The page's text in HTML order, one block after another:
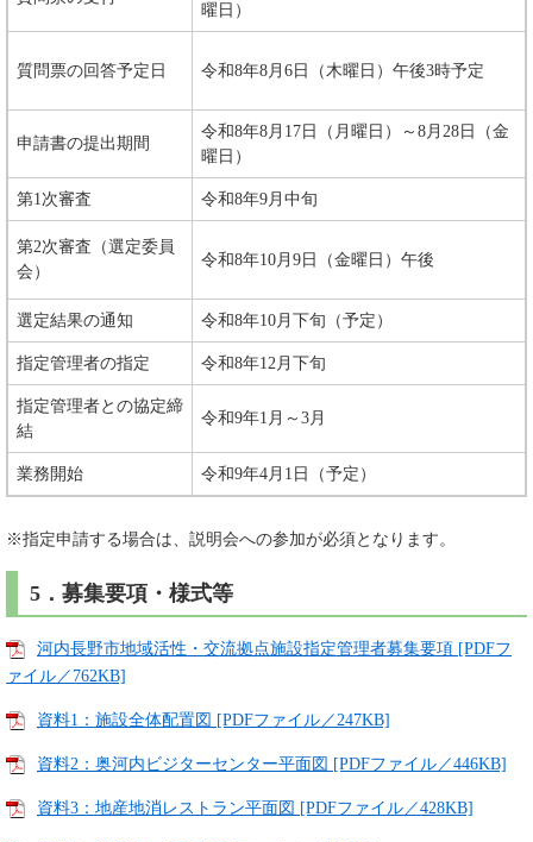
曜日）
質問票の回答予定日 令和8年8月6日（木曜日）午後3時予定
申請書の提出期間
令和8年8月17日（月曜日）～8月28日（金
曜日）
第1次審査 令和8年9月中旬
第2次審査（選定委員
会）
令和8年10月9日（金曜日）午後
選定結果の通知 令和8年10月下旬（予定）
指定管理者の指定 令和8年12月下旬
指定管理者との協定締
結
令和9年1月～3月
業務開始 令和9年4月1日（予定）
※指定申請する場合は、説明会への参加が必須となります。
5．募集要項・様式等
河内長野市地域活性・交流拠点施設指定管理者募集要項 [PDFフ
ァイル／762KB]
資料1：施設全体配置図 [PDFファイル／247KB]
資料2：奥河内ビジターセンター平面図 [PDFファイル／446KB]
資料3：地産地消レストラン平面図 [PDFファイル／428KB]